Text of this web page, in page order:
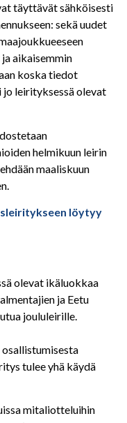
täyttävät sähköisesti
sekä uudet
aikaisemmin
koska tiedot
jo leirityksessä olevat
helmikuun leirin
maaliskuun
löytyy
olevat ikäluokkaa
ja Eetu
joululeirille.
tulee yhä käydä
mitaliotteluihin